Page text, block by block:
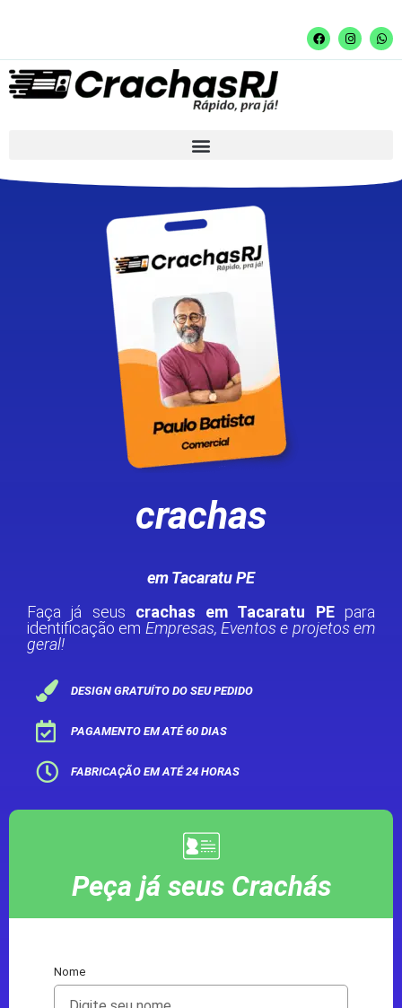
crachas
em Tacaratu PE
Faça já seus crachas em Tacaratu PEpara
identificação em Empresas, Eventos e projetos em
geral!
DESIGN GRATUÍTO DO SEU PEDIDO
PAGAMENTO EM ATÉ 60 DIAS
FABRICAÇÃO EM ATÉ 24 HORAS
Peça já seus Crachás
Nome